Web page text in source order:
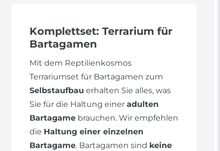
Komplettset: Terrarium für
Bartagamen
Mit dem Reptilienkosmos
Terrariumset für Bartagamen zum
Selbstaufbau erhalten Sie alles, was
Sie für die Haltung einer adulten
Bartagame brauchen. Wir empfehlen
die Haltung einer einzelnen
Bartagame. Bartagamen sind keine